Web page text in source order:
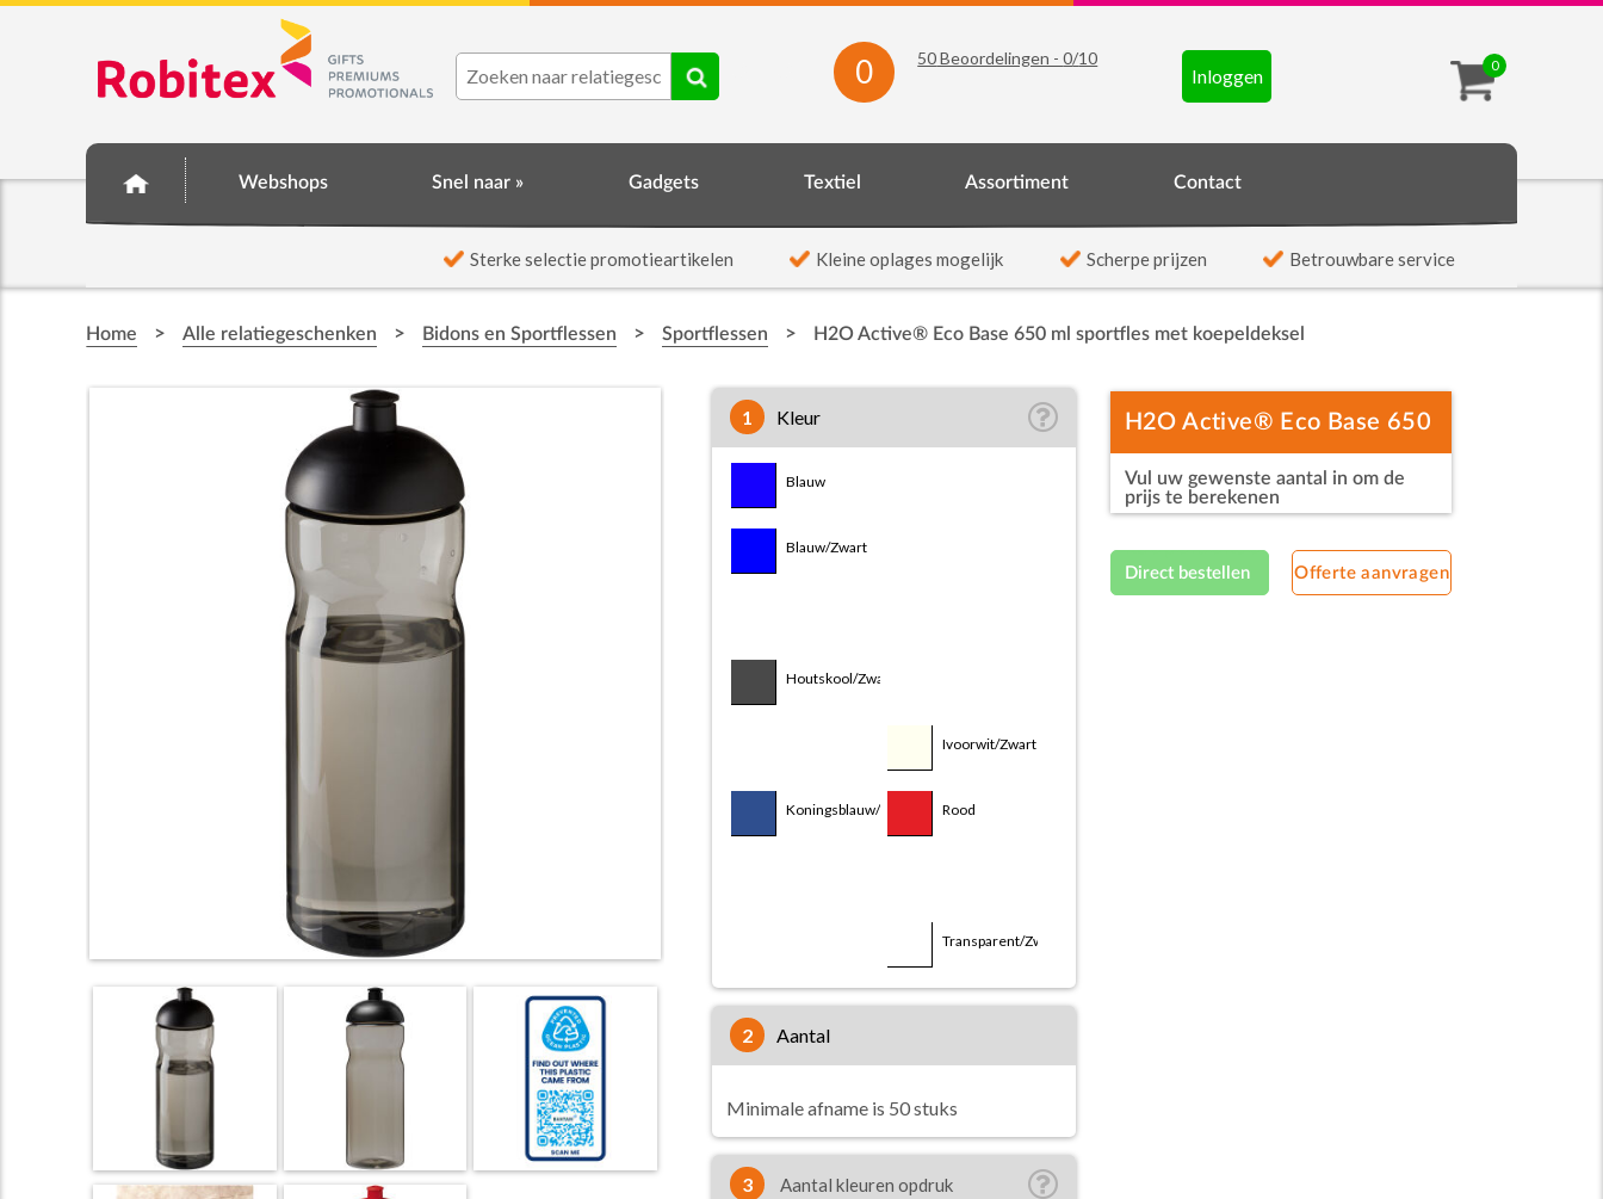
0
Inloggen
0 50Beoordelingen -0/10
Webshops Snel naar » Gadgets Textiel Assortiment Contact
Sterke selectie promotieartikelen Kleine oplages mogelijk Scherpe prijzen Betrouwbare service
Home > Alle relatiegeschenken > Bidons en Sportflessen > Sportflessen > H2O Active® Eco Base 650 ml sportfles met koepeldeksel
1 Kleur
Blauw
Blauw/Zwart
Houtskool/Zwart
Ivoorwit/Zwart
Koningsblauw/Rood
Rood
Transparent/Zwart
2 aantal
Minimale afname is 50 stuks
3 Aantal kleuren opdruk
H2O Active® Eco Base 650
ml sportfles met
koepeldeksel
Vul uw gewenste aantal in om de
prijs te berekenen
Direct bestellen Offerte aanvragen